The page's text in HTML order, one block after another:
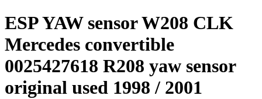
ESP YAW sensor W208 CLK
Mercedes convertible
0025427618 R208 yaw sensor
original used 1998 / 2001